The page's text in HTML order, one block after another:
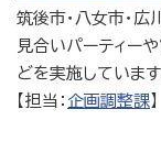
筑後市・八女市・
見合いパーティー
どを実施しています
【担当： 企画調整課】